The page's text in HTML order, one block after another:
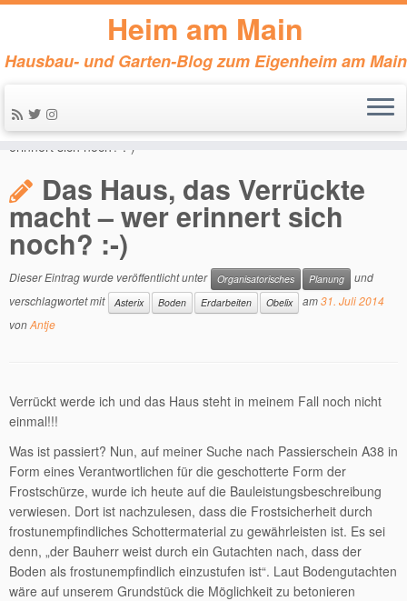
Inhalt
Heim am Main
Hausbau- und Garten-Blog zum Eigenheim am Main
Start » Organisatorisches » Das Haus, das Verrückte macht – wer
erinnert sich noch? :-)
Das Haus, das Verrückte
macht – wer erinnert sich
noch? :-)
Dieser Eintrag wurde veröffentlicht unter Organisatorisches Planung
und
verschlagwortet mit
Asterix Boden Erdarbeiten Obelix am31. Juli 2014
vonAntje
Verrückt werde ich und das Haus steht in meinem Fall noch nicht
einmal!!!
Was ist passiert? Nun, auf meiner Suche nach Passierschein A38 in
Form eines Verantwortlichen für die geschotterte Form der
Frostschürze, wurde ich heute auf die Bauleistungsbeschreibung
verwiesen. Dort ist nachzulesen, dass die Frostsicherheit durch
frostunempfindliches Schottermaterial zu gewährleisten ist. Es sei
denn, „der Bauherr weist durch ein Gutachten nach, dass der
Boden als frostunempfindlich einzustufen ist“. Laut Bodengutachten
wäre auf unserem Grundstück die Möglichkeit zu betonieren